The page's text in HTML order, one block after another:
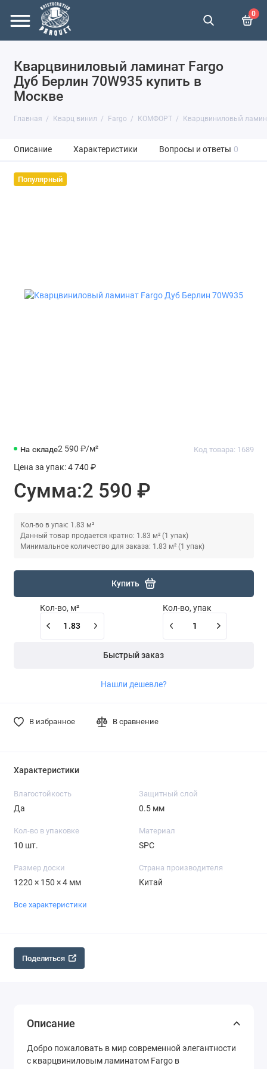
0
Кварцвиниловый ламинат Fargo
Дуб Берлин 70W935 купить в
Москве
Главная Кварц винил Fargo КОМФОРТ Кварцвиниловый
Описание Характеристики Вопросы и ответы 0
Популярный
На складе Код товара: 1689
2 590 ₽/м²
Цена за упак: 4 740 ₽
Сумма:2 590 ₽
Кол-во в упак: 1.83 м²
Данный товар продается кратно: 1.83 м² (1 упак)
Минимальное количество для заказа: 1.83 м² (1 упак)
Купить
Кол-во, м² Кол-во, упак
Быстрый заказ
Нашли дешевле?
В избранное В сравнение
Характеристики
Влагостойкость
Да
Защитный слой
0.5 мм
Кол-во в упаковке
10 шт.
Материал
SPC
Размер доски
1220 × 150 × 4 мм
Страна производителя
Китай
Все характеристики
Поделиться
Описание
Добро пожаловать в мир современной элегантности
с кварцвиниловым ламинатом Fargo в